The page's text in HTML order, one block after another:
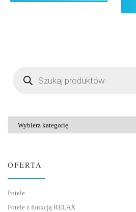
OFERTA
Fotele
Fotele z funkcją RELAX